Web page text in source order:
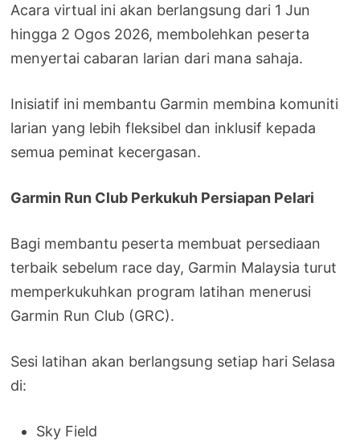
Acara virtual ini akan berlangsung dari 1 Jun
hingga 2 Ogos 2026, membolehkan peserta
menyertai cabaran larian dari mana sahaja.
Inisiatif ini membantu Garmin membina komuniti
larian yang lebih fleksibel dan inklusif kepada
semua peminat kecergasan.
Garmin Run Club Perkukuh Persiapan Pelari
Bagi membantu peserta membuat persediaan
terbaik sebelum race day, Garmin Malaysia turut
memperkukuhkan program latihan menerusi
Garmin Run Club (GRC).
Sesi latihan akan berlangsung setiap hari Selasa
di:
Sky Field